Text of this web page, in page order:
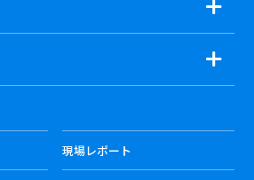
現場レポート